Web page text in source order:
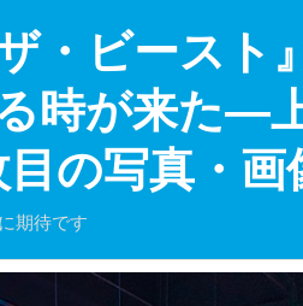
・ビースト
時が来た―
の写真・画
期待です